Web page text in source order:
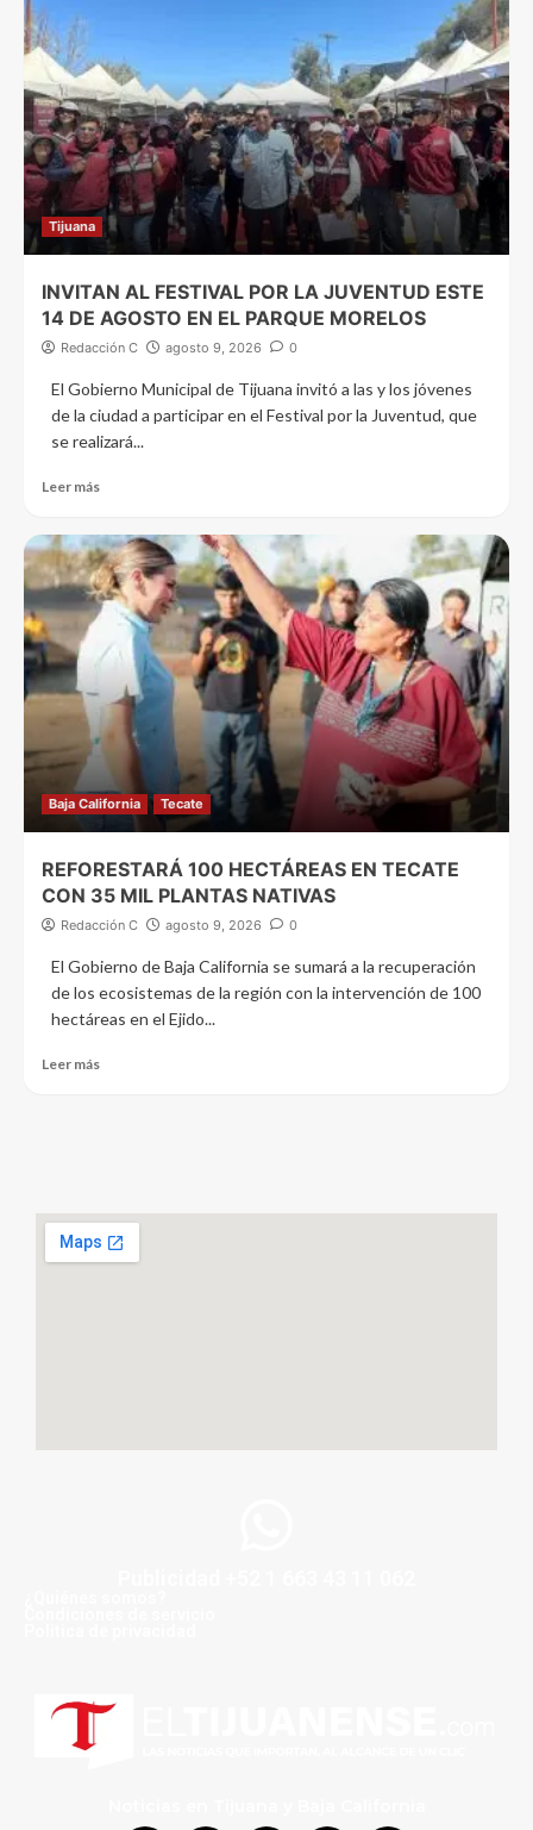
Tijuana
INVITAN AL FESTIVAL POR LA JUVENTUD ESTE
14 DE AGOSTO EN EL PARQUE MORELOS
Redacción C agosto 9, 2026 0
El Gobierno Municipal de Tijuana invitó a las y los jóvenes
de la ciudad a participar en el Festival por la Juventud, que
se realizará...
Leer más
Baja California Tecate
REFORESTARÁ 100 HECTÁREAS EN TECATE
CON 35 MIL PLANTAS NATIVAS
Redacción C agosto 9, 2026 0
El Gobierno de Baja California se sumará a la recuperación
de los ecosistemas de la región con la intervención de 100
hectáreas en el Ejido...
Leer más